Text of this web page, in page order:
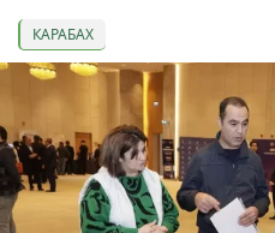
КАРАБАХ